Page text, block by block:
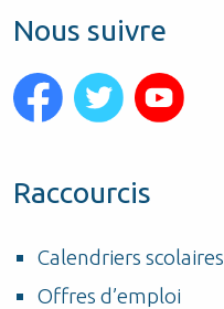
Nous suivre
Raccourcis
Calendriers scolaires
Offres d’emploi